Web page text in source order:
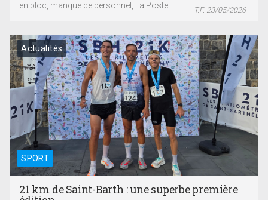
en bloc, manque de personnel, La Poste...
T.F. 23/05/2026
SPORT
Actualités
21 km de Saint-Barth : une superbe première